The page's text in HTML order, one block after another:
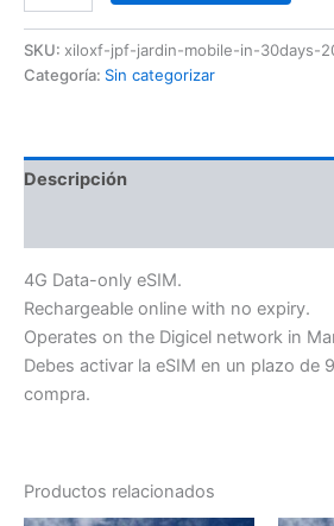
SKU: xiloxf-jpf-jardin-mobile-in-30days-
Categoría: Sin categorizar
Descripción
4G Data-only eSIM.
Rechargeable online with no expiry.
Operates on the Digicel network in
Debes activar la eSIM en un plazo de
compra.
Productos relacionados